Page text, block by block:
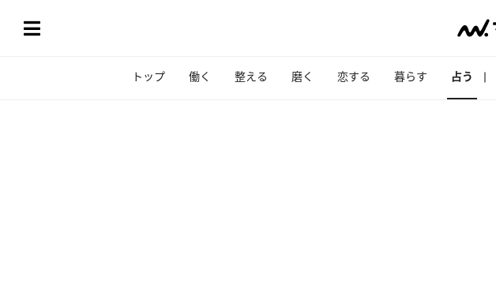
トップ 働く 整える 磨く 恋する 暮らす 占う